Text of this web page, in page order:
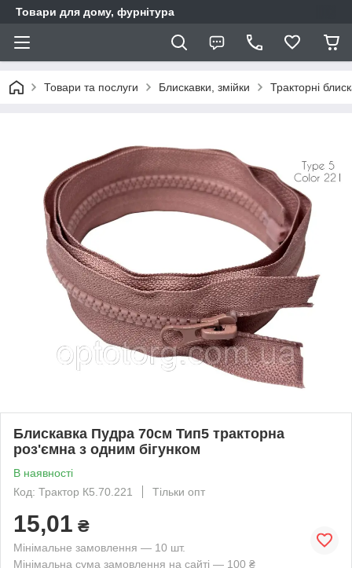
Товари для дому, фурнітура
Товари та послуги Блискавки, змійки Тракторні
Блискавка Пудра 70см Тип5 тракторна
роз'ємна з одним бігунком
В наявності
Код: Трактор К5.70.221
Тільки опт
15,01 ₴
Мінімальне замовлення — 10 шт.
Мінімальна сума замовлення на сайті — 100 ₴